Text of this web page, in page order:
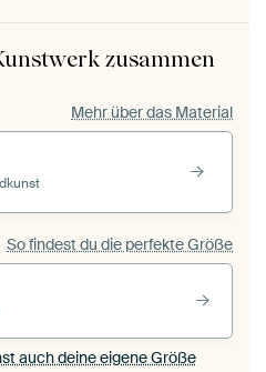
zusammen
Mehr über das Material
So findest du die perfekte Größe
auch deine eigene Größe